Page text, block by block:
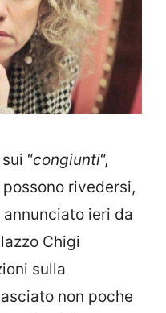
“congiunti“,
rivedersi,
ieri da
Chigi
sulla
non poche